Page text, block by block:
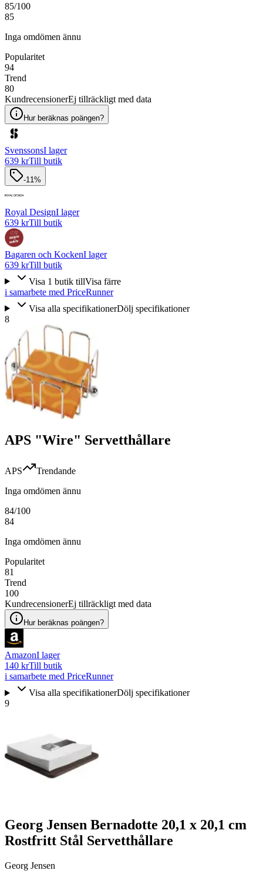
85/100
85
Inga omdömen ännu
Popularitet
94
Trend
80
KundrecensionerEj tillräckligt med data
Hur beräknas poängen?
SvenssonsI lager
639 krTill butik
-11%
Royal DesignI lager
639 krTill butik
Bagaren och KockenI lager
639 krTill butik
Visa 1 butik tillVisa färre
i samarbete med PriceRunner
Visa alla specifikationerDölj specifikationer
8
APS "Wire" Servetthållare
APS
Trendande
Inga omdömen ännu
84/100
84
Inga omdömen ännu
Popularitet
81
Trend
100
KundrecensionerEj tillräckligt med data
Hur beräknas poängen?
AmazonI lager
140 krTill butik
i samarbete med PriceRunner
Visa alla specifikationerDölj specifikationer
9
Georg Jensen Bernadotte 20,1 x 20,1 cm
Rostfritt Stål Servetthållare
Georg Jensen